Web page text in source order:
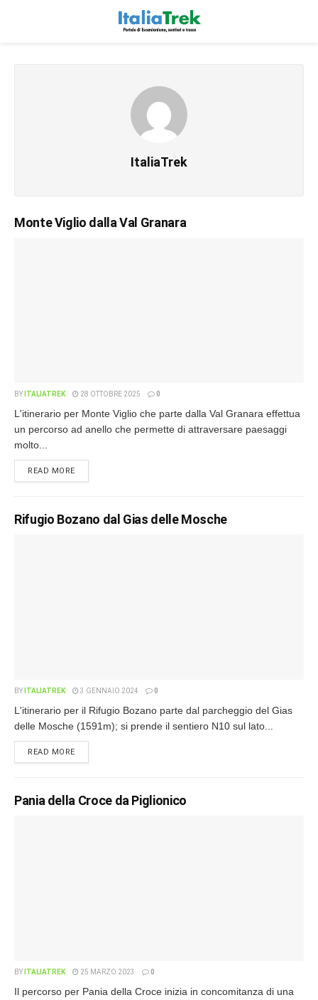
ItaliaTrek
Monte Viglio dalla Val Granara
BY ITALIATREK 28 OTTOBRE 2025 0
L'itinerario per Monte Viglio che parte dalla Val Granara effettua
un percorso ad anello che permette di attraversare paesaggi
molto...
READ MORE
Rifugio Bozano dal Gias delle Mosche
BY ITALIATREK 3 GENNAIO 2024 0
L'itinerario per il Rifugio Bozano parte dal parcheggio del Gias
delle Mosche (1591m); si prende il sentiero N10 sul lato...
READ MORE
Pania della Croce da Piglionico
BY ITALIATREK 25 MARZO 2023 0
Il percorso per Pania della Croce inizia in concomitanza di una